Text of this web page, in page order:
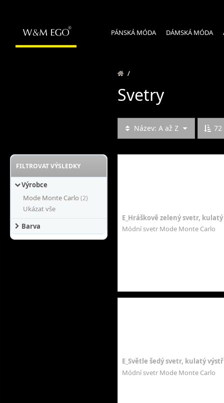
PÁNSKÁ MÓDA DÁMSKÁ MÓDA
FILTROVAT VÝSLEDKY
Výrobce
Mode Monte Carlo (2)
Ukázat vše
Barva
/
Svetry
Název: A až Z 72
E_Hráškově zelený svetr,
Módní svetr Mode Monte Carlo
E_Světle šedý svetr, kulatý
Módní svetr Mode Monte Carlo